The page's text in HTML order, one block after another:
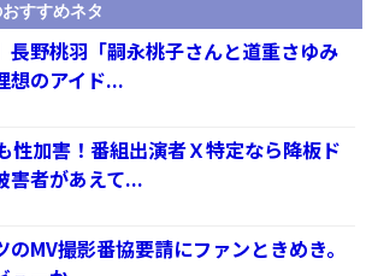
すすめネタ
長野桃羽「嗣永桃子さんと道重さゆみ
想のアイド...
性加害！番組出演者Ｘ特定なら降板ド
者があえて...
のMV撮影番協要請にファンときめき。